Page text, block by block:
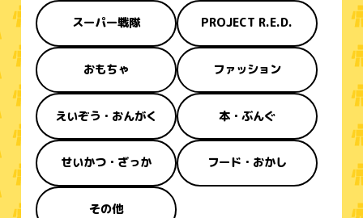
スーパー戦隊 PROJECT R.E.D.
おもちゃ ファッション
えいぞう・おんがく 本・ぶんぐ
せいかつ・ざっか フード・おかし
その他